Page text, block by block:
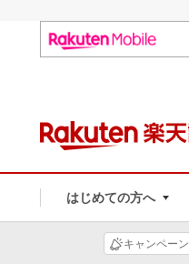
はじめての方へ
キャンペーン